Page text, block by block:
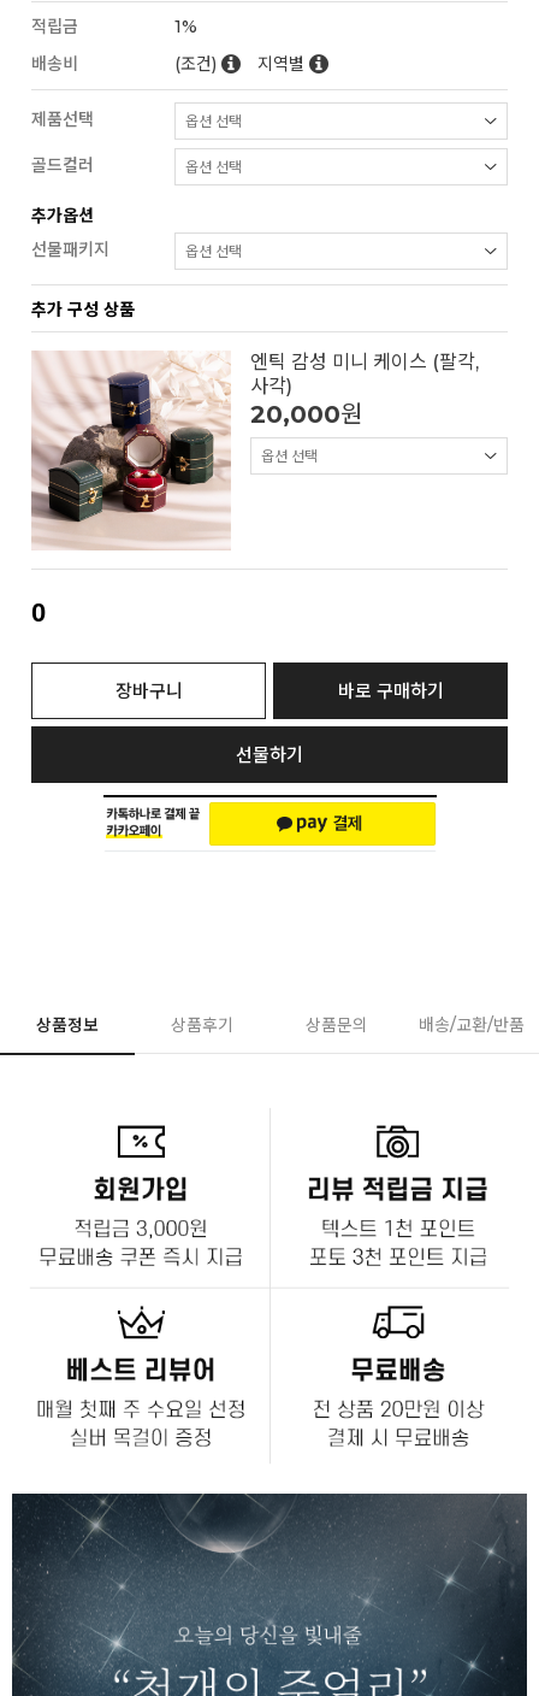
적립금
1%
배송비
(조건) 지역별
제품선택
골드컬러
추가옵션
선물패키지
추가 구성 상품
엔틱 감성 미니 케이스 (팔각,
사각)
20,000원
0
장바구니 바로 구매하기
선물하기
상품정보 상품후기 상품문의 배송/교환/반품